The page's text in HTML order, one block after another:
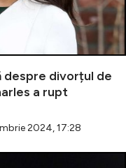
despre divorțul de
a rupt
2024, 17:28